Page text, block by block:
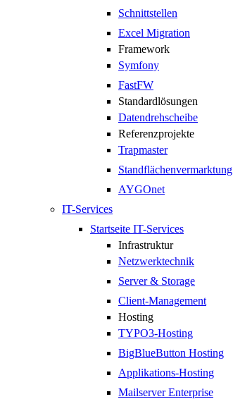
Schnittstellen
Excel Migration
Framework
Symfony
FastFW
Standardlösungen
Datendrehscheibe
Referenzprojekte
Trapmaster
Standflächenvermarktung
AYGOnet
IT-Services
Startseite IT-Services
Infrastruktur
Netzwerktechnik
Server & Storage
Client-Management
Hosting
TYPO3-Hosting
BigBlueButton Hosting
Applikations-Hosting
Mailserver Enterprise